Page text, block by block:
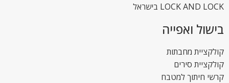
LOCK AND LOCK בישראל
בישול ואפייה
קולקציית מחבתות
קולקציית סירים
קרשי חיתוך למטבח